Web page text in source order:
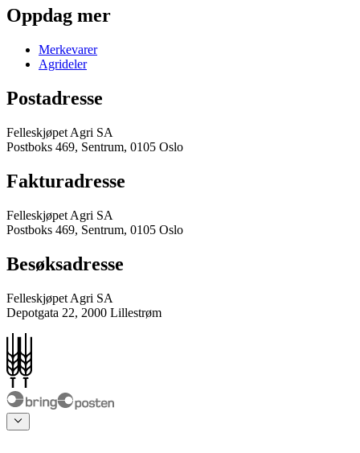
Oppdag mer
Merkevarer
Agrideler
Postadresse
Felleskjøpet Agri SA
Postboks 469, Sentrum, 0105 Oslo
Fakturadresse
Felleskjøpet Agri SA
Postboks 469, Sentrum, 0105 Oslo
Besøksadresse
Felleskjøpet Agri SA
Depotgata 22, 2000 Lillestrøm